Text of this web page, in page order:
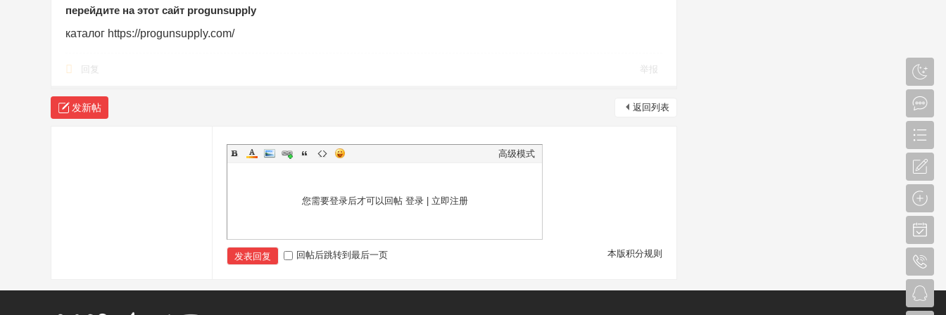
перейдите на этот сайт progunsupply
каталог https://progunsupply.com/
回复 举报
返回列表
发新帖
高级模式
您需要登录后才可以回帖 登录| 立即注册
本版积分规则
发表回复 回帖后跳转到最后一页